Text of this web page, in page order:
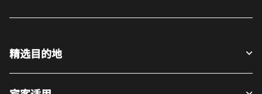
精选目的地